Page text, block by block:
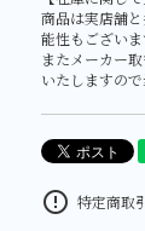
商品は実店舗
能性もございま
またメーカー
いたしますの
error_outline 特定商取